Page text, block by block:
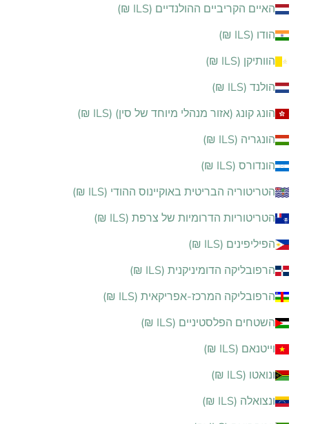
האיים הקריביים ההולנדיים (ILS ₪)
הודו (ILS ₪)
הוותיקן (ILS ₪)
הולנד (ILS ₪)
הונג קונג (אזור מנהלי מיוחד של סין) (ILS ₪)
הונגריה (ILS ₪)
הונדורס (ILS ₪)
הטריטוריה הבריטית באוקיינוס ההודי (ILS ₪)
הטריטוריות הדרומיות של צרפת (ILS ₪)
הפיליפינים (ILS ₪)
הרפובליקה הדומיניקנית (ILS ₪)
הרפובליקה המרכז-אפריקאית (ILS ₪)
השטחים הפלסטיניים (ILS ₪)
וייטנאם (ILS ₪)
ונואטו (ILS ₪)
ונצואלה (ILS ₪)